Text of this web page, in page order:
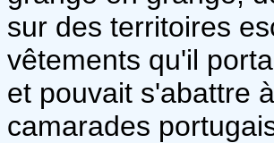
sur des territoires
vêtements qu'il
et pouvait s'abattre
camarades